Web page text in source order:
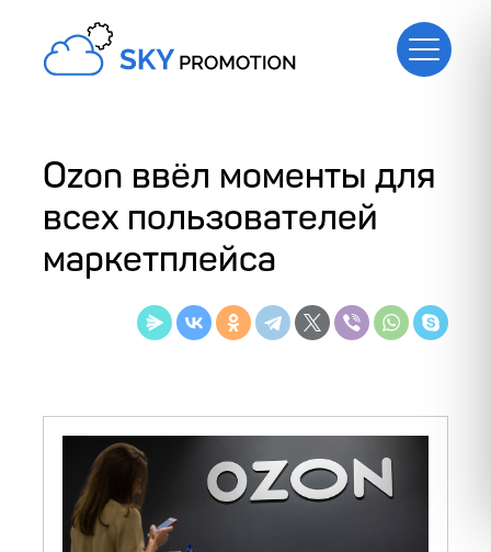
Ozon ввёл моменты для
всех пользователей
маркетплейса